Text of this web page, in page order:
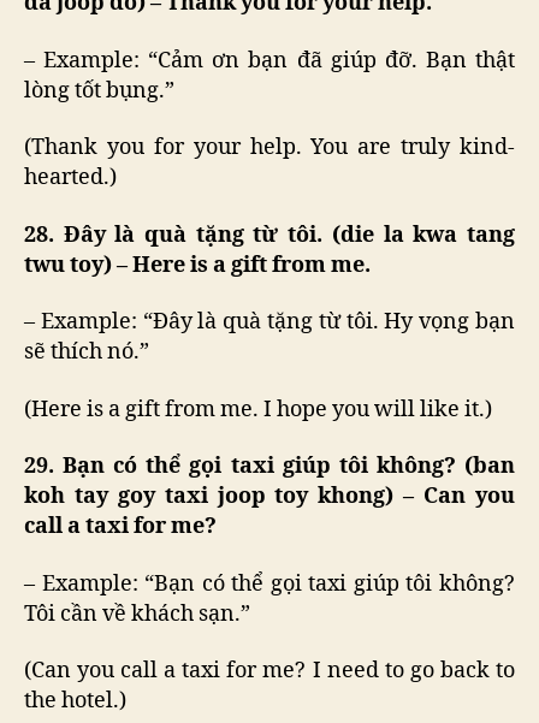
– Example: “Cảm ơn bạn đã giúp đỡ. Bạn thật
lòng tốt bụng.”
(Thank you for your help. You are truly kind-
hearted.)
28. Đây là quà tặng từ tôi. (die la kwa tang
twu toy) – Here is a gift from me.
– Example: “Đây là quà tặng từ tôi. Hy vọng bạn
sẽ thích nó.”
(Here is a gift from me. I hope you will like it.)
29. Bạn có thể gọi taxi giúp tôi không? (ban
koh tay goy taxi joop toy khong) – Can you
call a taxi for me?
– Example: “Bạn có thể gọi taxi giúp tôi không?
Tôi cần về khách sạn.”
(Can you call a taxi for me? I need to go back to
the hotel.)